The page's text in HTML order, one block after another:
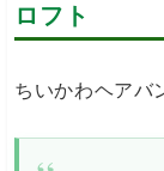
ロフト
ちいかわヘアバ